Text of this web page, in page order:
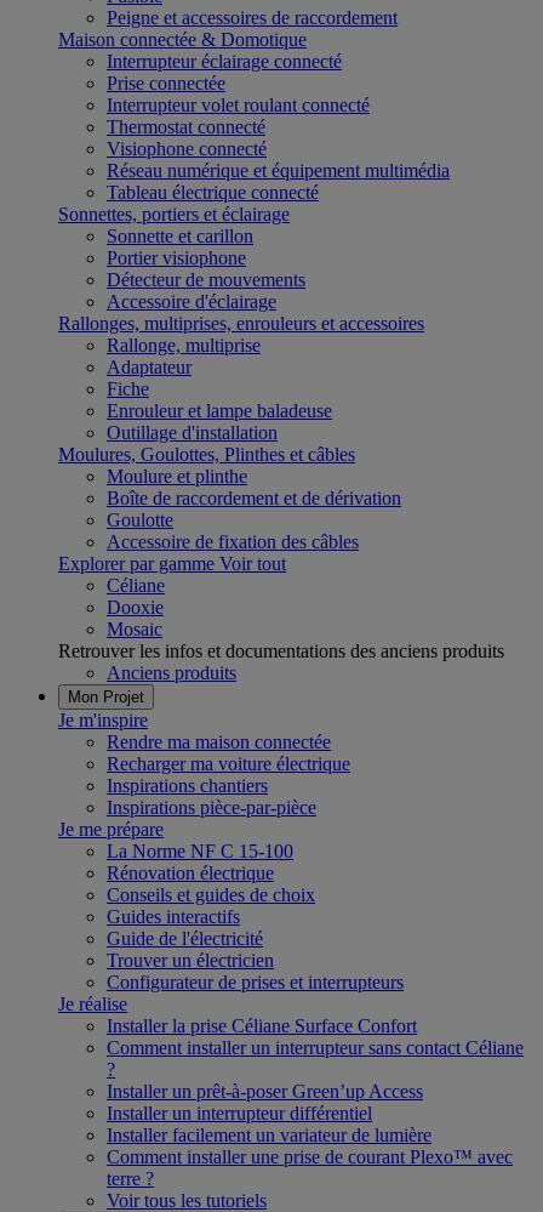
Peigne et accessoires de raccordement
Maison connectée & Domotique
Interrupteur éclairage connecté
Prise connectée
Interrupteur volet roulant connecté
Thermostat connecté
Visiophone connecté
Réseau numérique et équipement multimédia
Tableau électrique connecté
Sonnettes, portiers et éclairage
Sonnette et carillon
Portier visiophone
Détecteur de mouvements
Accessoire d'éclairage
Rallonges, multiprises, enrouleurs et accessoires
Rallonge, multiprise
Adaptateur
Fiche
Enrouleur et lampe baladeuse
Outillage d'installation
Moulures, Goulottes, Plinthes et câbles
Moulure et plinthe
Boîte de raccordement et de dérivation
Goulotte
Accessoire de fixation des câbles
Explorer par gamme Voir tout
Céliane
Dooxie
Mosaic
Retrouver les infos et documentations des anciens produits
Anciens produits
Mon Projet
Je m'inspire
Rendre ma maison connectée
Recharger ma voiture électrique
Inspirations chantiers
Inspirations pièce-par-pièce
Je me prépare
La Norme NF C 15-100
Rénovation électrique
Conseils et guides de choix
Guides interactifs
Guide de l'électricité
Trouver un électricien
Configurateur de prises et interrupteurs
Je réalise
Installer la prise Céliane Surface Confort
Comment installer un interrupteur sans contact Céliane
?
Installer un prêt-à-poser Green’up Access
Installer un interrupteur différentiel
Installer facilement un variateur de lumière
Comment installer une prise de courant Plexo™ avec
terre ?
Voir tous les tutoriels